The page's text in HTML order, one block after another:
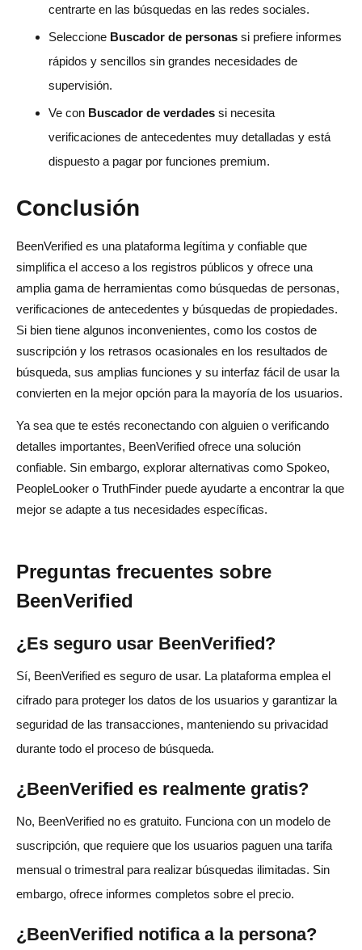
centrarte en las búsquedas en las redes sociales.
Seleccione Buscador de personas si prefiere informes
rápidos y sencillos sin grandes necesidades de
supervisión.
Ve con Buscador de verdades si necesita
verificaciones de antecedentes muy detalladas y está
dispuesto a pagar por funciones premium.
Conclusión
BeenVerified es una plataforma legítima y confiable que
simplifica el acceso a los registros públicos y ofrece una
amplia gama de herramientas como búsquedas de personas,
verificaciones de antecedentes y búsquedas de propiedades.
Si bien tiene algunos inconvenientes, como los costos de
suscripción y los retrasos ocasionales en los resultados de
búsqueda, sus amplias funciones y su interfaz fácil de usar la
convierten en la mejor opción para la mayoría de los usuarios.
Ya sea que te estés reconectando con alguien o verificando
detalles importantes, BeenVerified ofrece una solución
confiable. Sin embargo, explorar alternativas como Spokeo,
PeopleLooker o TruthFinder puede ayudarte a encontrar la que
mejor se adapte a tus necesidades específicas.
Preguntas frecuentes sobre
BeenVerified
¿Es seguro usar BeenVerified?
Sí, BeenVerified es seguro de usar. La plataforma emplea el
cifrado para proteger los datos de los usuarios y garantizar la
seguridad de las transacciones, manteniendo su privacidad
durante todo el proceso de búsqueda.
¿BeenVerified es realmente gratis?
No, BeenVerified no es gratuito. Funciona con un modelo de
suscripción, que requiere que los usuarios paguen una tarifa
mensual o trimestral para realizar búsquedas ilimitadas. Sin
embargo, ofrece informes completos sobre el precio.
¿BeenVerified notifica a la persona?